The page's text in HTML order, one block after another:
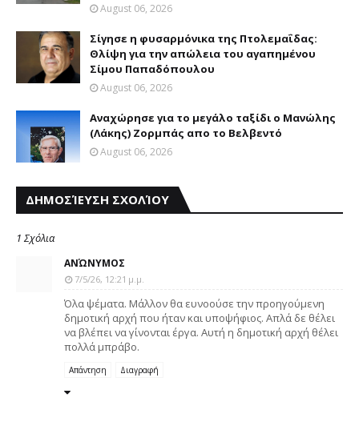
August 06, 2026
Σίγησε η φυσαρμόνικα της Πτολεμαΐδας:
Θλίψη για την απώλεια του αγαπημένου
Σίμου Παπαδόπουλου
August 06, 2026
Αναχώρησε για το μεγάλο ταξίδι ο Μανώλης
(Λάκης) Ζορμπάς απο το Βελβεντό
August 06, 2026
ΔΗΜΟΣΊΕΥΣΗ ΣΧΟΛΊΟΥ
1 Σχόλια
ΑΝΏΝΥΜΟΣ
7/5/26, 12:21 μ.μ.
Όλα ψέματα. Μάλλον θα ευνοούσε την προηγούμενη
δημοτική αρχή που ήταν και υποψήφιος. Απλά δε θέλει
να βλέπει να γίνονται έργα. Αυτή η δημοτική αρχή θέλει
πολλά μπράβο.
Απάντηση Διαγραφή